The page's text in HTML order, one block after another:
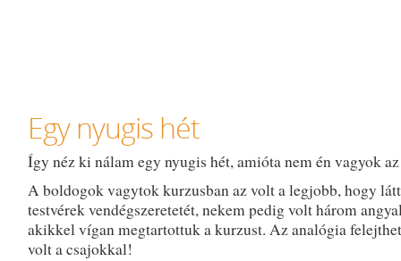
Egy nyugis hét
Így néz ki nálam egy nyugis hét, amióta nem én vagyok
A boldogok vagytok kurzusban az volt a legjobb, hogy
testvérek vendégszeretetét, nekem pedig volt három
akikkel vígan megtartottuk a kurzust. Az analógia
volt a csajokkal!